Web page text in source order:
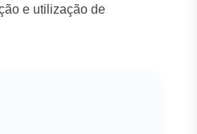
e utilização de